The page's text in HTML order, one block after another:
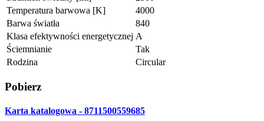
Temperatura barwowa [K]
4000
Barwa światła
840
Klasa efektywności energetycznej A
Ściemnianie
Tak
Rodzina
Circular
Pobierz
Karta katalogowa - 8711500559685